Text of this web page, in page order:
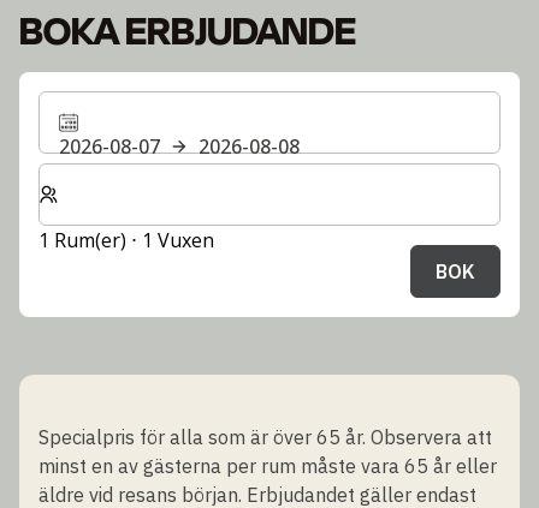
BOKA ERBJUDANDE
2026-08-07
2026-08-08
Välj antal rum och gäster för din vistelse
1 Rum(er) ⋅ 1 Vuxen
BOK
Specialpris för alla som är över 65 år. Observera att
minst en av gästerna per rum måste vara 65 år eller
äldre vid resans början. Erbjudandet gäller endast